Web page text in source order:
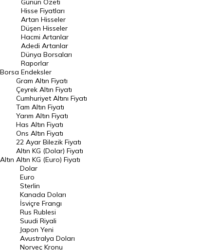
En Çok Artan Hisseler
En Çok Düşen Hisseler
Hacmi Artanlar
Geçmiş Kapanışlar
Dünya Borsaları
Raporlar
Endeksler
DÖVİZ
Döviz Kuru
Dolar Kuru
Euro Kuru
Pound Kuru
Frank Kuru
Riyal Kuru
Avustralya Doları
Danimarka Kronu Kuru
Borsa
Günün Özeti
Hisse Fiyatları
Artan Hisseler
Düşen Hisseler
Hacmi Artanlar
Adedi Artanlar
Dünya Borsaları
Raporlar
Endeksler
Altın
Gram Altın Fiyatı
Çeyrek Altın Fiyatı
Cumhuriyet Altını Fiyatı
Tam Altın Fiyatı
Yarım Altın Fiyatı
Has Altın Fiyatı
Ons Altın Fiyatı
22 Ayar Bilezik Fiyatı
Altın KG (Dolar) Fiyatı
Altın KG (Euro) Fiyatı
Dolar
Euro
Sterlin
Kanada Doları
İsviçre Frangı
Rus Rublesi
Suudi Riyali
Japon Yeni
Avustralya Doları
Norveç Kronu